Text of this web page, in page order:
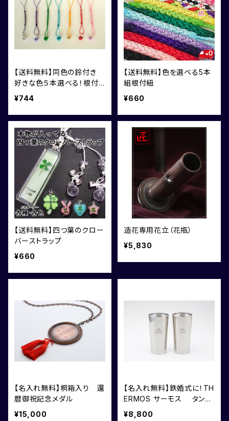
【送料無料】同色の鈴付き
好きな色５本選べる！根付
紐
¥744
【送料無料】色を選べる5本
組根付紐
¥660
【送料無料】四つ葉のクロー
バーストラップ
¥660
造花専用花立（花瓶）
¥5,830
【名入れ無料】桐箱入り 還
暦御祝記念メダル
¥15,000
【名入れ無料】鉄婚式に！TH
ERMOS サーモス タンブ
ラー 2個組
¥8,800